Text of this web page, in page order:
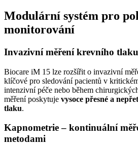
Modulární systém pro
monitorování
Invazivní měření krevního
Biocare iM 15 lze rozšířit o invazivní
klíčové pro sledování pacientů v
intenzivní péče nebo během
měření poskytuje vysoce přesné a
tlaku.
Kapnometrie – kontinuální
metodami